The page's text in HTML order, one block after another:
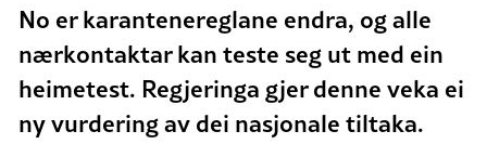
No er karantenereglane endra, og alle
nærkontaktar kan teste seg ut med ein
heimetest. Regjeringa gjer denne veka ei
ny vurdering av dei nasjonale tiltaka.